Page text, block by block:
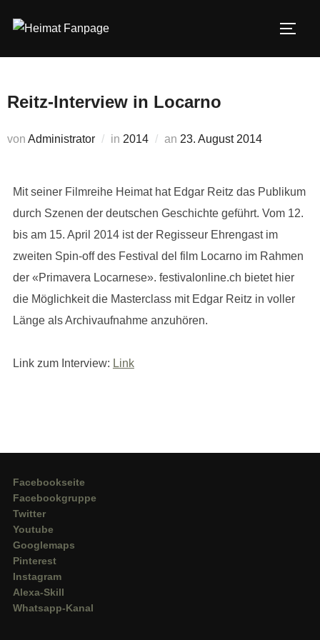
Inhalt
Reitz-Interview in Locarno
von Administrator in 2014 an Veröffentlicht
23. August 2014
Mit seiner Filmreihe Heimat hat Edgar Reitz das Publikum
durch Szenen der deutschen Geschichte geführt. Vom 12.
bis am 15. April 2014 ist der Regisseur Ehrengast im
zweiten Spin-off des Festival del film Locarno im Rahmen
der «Primavera Locarnese». festivalonline.ch bietet hier
die Möglichkeit die Masterclass mit Edgar Reitz in voller
Länge als Archivaufnahme anzuhören.
Link zum Interview: Link
Facebookseite
Facebookgruppe
Twitter
Youtube
Googlemaps
Pinterest
Instagram
Alexa-Skill
Whatsapp-Kanal